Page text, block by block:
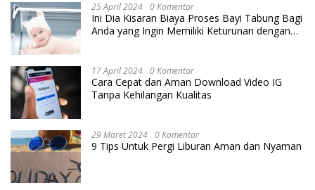
25 April 2024 0 Komentar
Ini Dia Kisaran Biaya Proses Bayi Tabung Bagi
Anda yang Ingin Memiliki Keturunan dengan
17 April 2024 0 Komentar
Cara Cepat dan Aman Download Video IG
Tanpa Kehilangan Kualitas
29 Maret 2024 0 Komentar
9 Tips Untuk Pergi Liburan Aman dan Nyaman